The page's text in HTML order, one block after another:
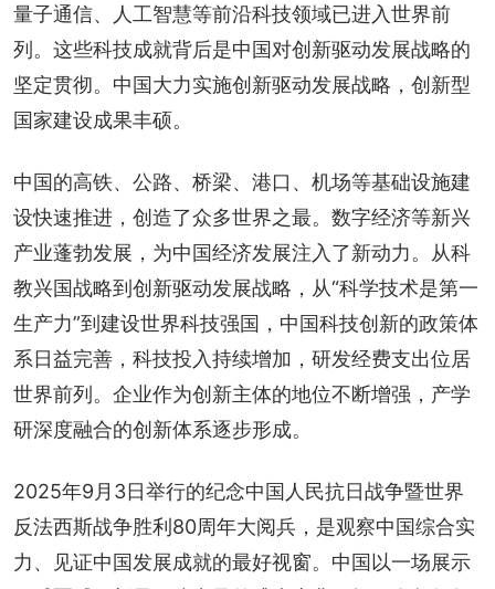
量子通信、人工智慧等前沿科技领域已进入世界前
列。这些科技成就背后是中国对创新驱动发展战略的
坚定贯彻。中国大力实施创新驱动发展战略，创新型
国家建设成果丰硕。
中国的高铁、公路、桥梁、港口、机场等基础设施建
设快速推进，创造了众多世界之最。数字经济等新兴
产业蓬勃发展，为中国经济发展注入了新动力。从科
教兴国战略到创新驱动发展战略，从“科学技术是第一
生产力”到建设世界科技强国，中国科技创新的政策体
系日益完善，科技投入持续增加，研发经费支出位居
世界前列。企业作为创新主体的地位不断增强，产学
研深度融合的创新体系逐步形成。
2025年9月3日举行的纪念中国人民抗日战争暨世界
反法西斯战争胜利80周年大阅兵，是观察中国综合实
力、见证中国发展成就的最好视窗。中国以一场展示